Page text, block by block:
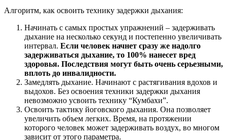
Алгоритм, как освоить технику задержки дыхания:
Начинать с самых простых упражнений – задерживать
дыхание на несколько секунд и постепенно увеличивать
интервал. Если человек начнет сразу же надолго
задерживаться дыхание, то 100% нанесет вред
здоровья. Последствия могут быть очень серьезными,
вплоть до инвалидности.
Замедлять дыхание. Начинают с растягивания вдохов и
выдохов. Без освоения техники задержки дыхания
невозможно усвоить технику “Кумбахи”.
Освоить тактику йоговского дыхания. Она позволяет
увеличить объем легких. Время, на протяжении
которого человек может задерживать воздух, во многом
зависит от этого параметра.